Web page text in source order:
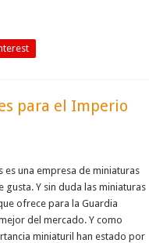
para el Imperio
es una empresa de miniaturas
gusta. Y sin duda las miniaturas
ofrece para la Guardia
del mercado. Y como
miniaturil han estado por